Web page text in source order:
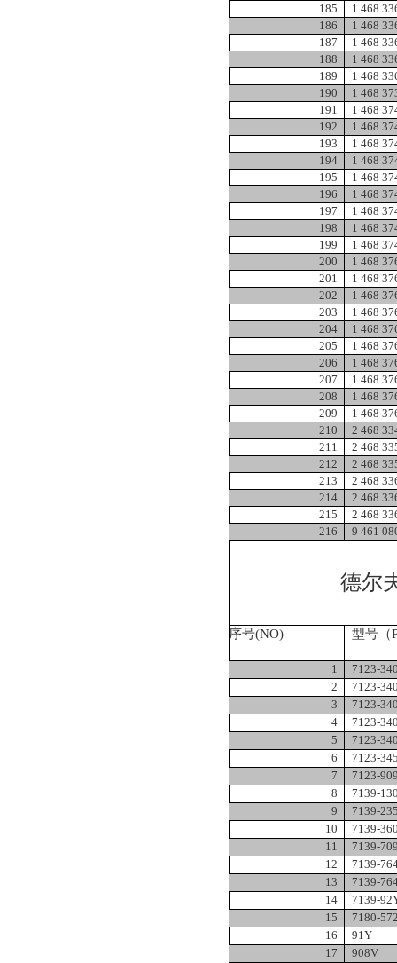
185
1 468
186
1 468
187
1 468
188
1 468
189
1 468
190
1 468
191
1 468
192
1 468
193
1 468
194
1 468
195
1 468
196
1 468
197
1 468
198
1 468
199
1 468
200
1 468
201
1 468
202
1 468
203
1 468
204
1 468
205
1 468
206
1 468
207
1 468
208
1 468
209
1 468
210
2 468
211
2 468
212
2 468
213
2 468
214
2 468
215
2 468
216
9 461
德尔
序号(NO) 型号（
1
7123-
2
7123-
3
7123-
4
7123-
5
7123-
6
7123-
7
7123-
8
7139-
9
7139-
10
7139-
11
7139-
12
7139-
13
7139-
14
7139-
15
7180-
16
91Y
17
908V